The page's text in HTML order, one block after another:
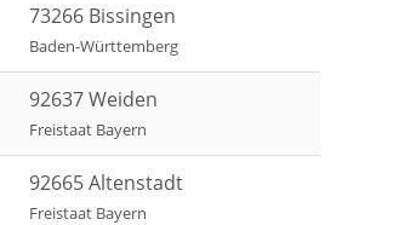
73266 Bissingen
Baden-Württemberg
92637 Weiden
Freistaat Bayern
92665 Altenstadt
Freistaat Bayern